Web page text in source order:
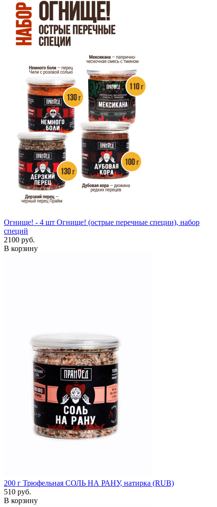
Огнище! - 4 шт Огнище! (острые перечные специи), набор
специй
2100 руб.
В корзину
200 г Трюфельная СОЛЬ НА РАНУ, натирка (RUB)
510 руб.
В корзину